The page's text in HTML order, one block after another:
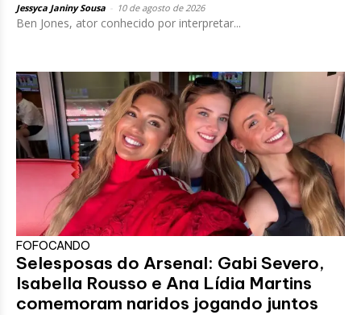
Jessyca Janiny Sousa 10 de agosto de 2026
Ben Jones, ator conhecido por interpretar...
FOFOCANDO
Selesposas do Arsenal: Gabi Severo,
Isabella Rousso e Ana Lídia Martins
comemoram naridos jogando juntos